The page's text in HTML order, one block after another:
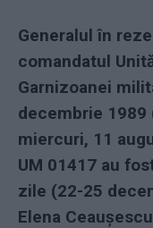
Generalul în
comandatul
Garnizoanei
decembrie
miercuri, 11
UM 01417 au
zile (22-25
Elena